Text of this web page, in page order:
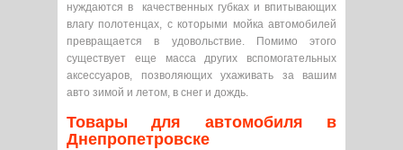
нуждаются в качественных губках и впитывающих
влагу полотенцах, с которыми мойка автомобилей
превращается в удовольствие. Помимо этого
существует еще масса других вспомогательных
аксессуаров, позволяющих ухаживать за вашим
авто зимой и летом, в снег и дождь.
Товары для автомобиля в
Днепропетровске